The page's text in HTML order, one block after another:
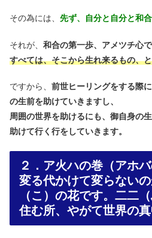
その為には、 先ず、自分と自分と和
それが、 和合の第一歩、アメツチ心で
すべては、そこから生れ来るもの、
ですから、 前世ヒーリングをする際
の生前を助けていきますし、
周囲の世界を助けるにも、御自身の
助けて行く行をしていきます。
２．ア火ハの巻（アホ
変る代かけて変らない
（こ）の花です。二二
住む所、やがて世界の真